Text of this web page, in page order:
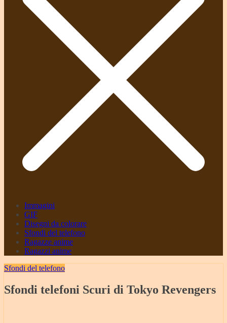
Immagini
GIF
Disegni da colorare
Sfondi del telefono
Ragazze anime
Ragazzi anime
Sfondi del telefono
Sfondi telefoni Scuri di Tokyo Revengers